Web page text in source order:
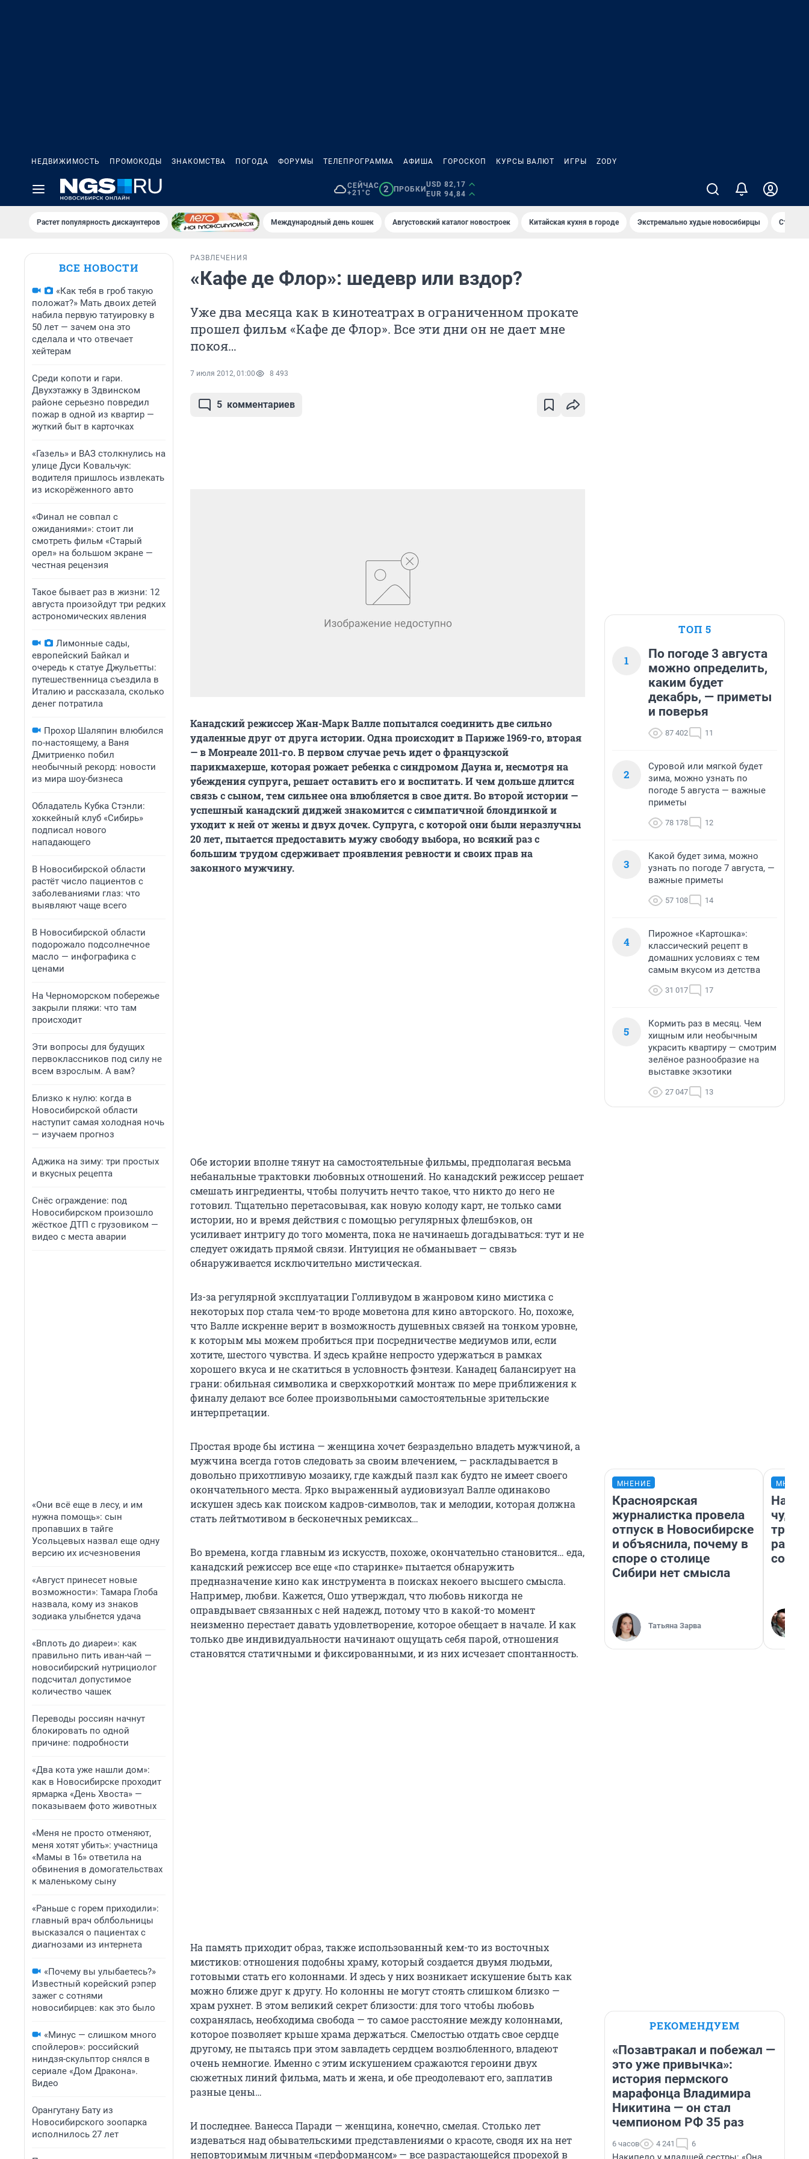
НЕДВИЖИМОСТЬ ПРОМОКОДЫ ЗНАКОМСТВА ПОГОДА ФОРУМЫ ТЕЛЕПРОГРАММА АФИША ГОРОСКОП КУРСЫ ВАЛЮТ ИГРЫ ZODY
СЕЙЧАС
+21°C
2 ПРОБКИ
USD 82,17
EUR 94,84
Растет популярность дискаунтеров Международный день кошек Августовский каталог новостроек Китайская кухня в городе Экстремально худые новосибирцы Старт
ВСЕ НОВОСТИ
«Как тебя в гроб такую
положат?» Мать двоих детей
набила первую татуировку в
50 лет — зачем она это
сделала и что отвечает
хейтерам
Среди копоти и гари.
Двухэтажку в Здвинском
районе серьезно повредил
пожар в одной из квартир —
жуткий быт в карточках
«Газель» и ВАЗ столкнулись на
улице Дуси Ковальчук:
водителя пришлось извлекать
из искорёженного авто
«Финал не совпал с
ожиданиями»: стоит ли
смотреть фильм «Старый
орел» на большом экране —
честная рецензия
Такое бывает раз в жизни: 12
августа произойдут три редких
астрономических явления
Лимонные сады,
европейский Байкал и
очередь к статуе Джульетты:
путешественница съездила в
Италию и рассказала, сколько
денег потратила
Прохор Шаляпин влюбился
по-настоящему, а Ваня
Дмитриенко побил
необычный рекорд: новости
из мира шоу-бизнеса
Обладатель Кубка Стэнли:
хоккейный клуб «Сибирь»
подписал нового
нападающего
В Новосибирской области
растёт число пациентов с
заболеваниями глаз: что
выявляют чаще всего
В Новосибирской области
подорожало подсолнечное
масло — инфографика с
ценами
На Черноморском побережье
закрыли пляжи: что там
происходит
Эти вопросы для будущих
первоклассников под силу не
всем взрослым. А вам?
Близко к нулю: когда в
Новосибирской области
наступит самая холодная ночь
— изучаем прогноз
Аджика на зиму: три простых
и вкусных рецепта
Снёс ограждение: под
Новосибирском произошло
жёсткое ДТП с грузовиком —
видео с места аварии
«Они всё еще в лесу, и им
нужна помощь»: сын
пропавших в тайге
Усольцевых назвал еще одну
версию их исчезновения
«Август принесет новые
возможности»: Тамара Глоба
назвала, кому из знаков
зодиака улыбнется удача
«Вплоть до диареи»: как
правильно пить иван-чай —
новосибирский нутрициолог
подсчитал допустимое
количество чашек
Переводы россиян начнут
блокировать по одной
причине: подробности
«Два кота уже нашли дом»:
как в Новосибирске проходит
ярмарка «День Хвоста» —
показываем фото животных
«Меня не просто отменяют,
меня хотят убить»: участница
«Мамы в 16» ответила на
обвинения в домогательствах
к маленькому сыну
«Раньше с горем приходили»:
главный врач облбольницы
высказался о пациентах с
диагнозами из интернета
«Почему вы улыбаетесь?»
Известный корейский рэпер
зажег с сотнями
новосибирцев: как это было
«Минус — слишком много
спойлеров»: российский
ниндзя-скульптор снялся в
сериале «Дом Дракона».
Видео
Орангутану Бату из
Новосибирского зоопарка
исполнилось 27 лет
РАЗВЛЕЧЕНИЯ
«Кафе де Флор»: шедевр или вздор?
Уже два месяца как в кинотеатрах в ограниченном прокате
прошел фильм «Кафе де Флор». Все эти дни он не дает мне
покоя…
7 июля 2012, 01:00 8 493
5 комментариев
Канадский режиссер Жан-Марк Валле попытался соединить две сильно
удаленные друг от друга истории. Одна происходит в Париже 1969-го, вторая
— в Монреале 2011-го. В первом случае речь идет о французской
парикмахерше, которая рожает ребенка с синдромом Дауна и, несмотря на
убеждения супруга, решает оставить его и воспитать. И чем дольше длится
связь с сыном, тем сильнее она влюбляется в свое дитя. Во второй истории —
успешный канадский диджей знакомится с симпатичной блондинкой и
уходит к ней от жены и двух дочек. Супруга, с которой они были неразлучны
20 лет, пытается предоставить мужу свободу выбора, но всякий раз с
большим трудом сдерживает проявления ревности и своих прав на
законного мужчину.
Обе истории вполне тянут на самостоятельные фильмы, предполагая весьма
небанальные трактовки любовных отношений. Но канадский режиссер решает
смешать ингредиенты, чтобы получить нечто такое, что никто до него не
готовил. Тщательно перетасовывая, как новую колоду карт, не только сами
истории, но и время действия с помощью регулярных флешбэков, он
усиливает интригу до того момента, пока не начинаешь догадываться: тут и не
следует ожидать прямой связи. Интуиция не обманывает — связь
обнаруживается исключительно мистическая.
Из-за регулярной эксплуатации Голливудом в жанровом кино мистика с
некоторых пор стала чем-то вроде моветона для кино авторского. Но, похоже,
что Валле искренне верит в возможность душевных связей на тонком уровне,
к которым мы можем пробиться при посредничестве медиумов или, если
хотите, шестого чувства. И здесь крайне непросто удержаться в рамках
хорошего вкуса и не скатиться в условность фэнтези. Канадец балансирует на
грани: обильная символика и сверхкороткий монтаж по мере приближения к
финалу делают все более произвольными самостоятельные зрительские
интерпретации.
Простая вроде бы истина — женщина хочет безраздельно владеть мужчиной, а
мужчина всегда готов следовать за своим влечением, — раскладывается в
довольно прихотливую мозаику, где каждый пазл как будто не имеет своего
окончательного места. Ярко выраженный аудиовизуал Валле одинаково
искушен здесь как поиском кадров-символов, так и мелодии, которая должна
стать лейтмотивом в бесконечных ремиксах…
Во времена, когда главным из искусств, похоже, окончательно становится… еда,
канадский режиссер все еще «по старинке» пытается обнаружить
предназначение кино как инструмента в поисках некоего высшего смысла.
Например, любви. Кажется, Ошо утверждал, что любовь никогда не
оправдывает связанных с ней надежд, потому что в какой-то момент
неизменно перестает давать удовлетворение, которое обещает в начале. И как
только две индивидуальности начинают ощущать себя парой, отношения
становятся статичными и фиксированными, и из них исчезает спонтанность.
На память приходит образ, также использованный кем-то из восточных
мистиков: отношения подобны храму, который создается двумя людьми,
готовыми стать его колоннами. И здесь у них возникает искушение быть как
можно ближе друг к другу. Но колонны не могут стоять слишком близко —
храм рухнет. В этом великий секрет близости: для того чтобы любовь
сохранялась, необходима свобода — то самое расстояние между колоннами,
которое позволяет крыше храма держаться. Смелостью отдать свое сердце
другому, не пытаясь при этом завладеть сердцем возлюбленного, владеют
очень немногие. Именно с этим искушением сражаются героини двух
сюжетных линий фильма, мать и жена, и обе преодолевают его, заплатив
разные цены…
И последнее. Ванесса Паради — женщина, конечно, смелая. Столько лет
издеваться над обывательскими представлениями о красоте, сводя их на нет
неповторимым личным «перформансом» — все разрастающейся прорехой в
ТОП 5
1
По погоде 3 августа
можно определить,
каким будет
декабрь, — приметы
и поверья
87 402 11
2
Суровой или мягкой будет
зима, можно узнать по
погоде 5 августа — важные
приметы
78 178 12
3
Какой будет зима, можно
узнать по погоде 7 августа, —
важные приметы
57 108 14
4
Пирожное «Картошка»:
классический рецепт в
домашних условиях с тем
самым вкусом из детства
31 017 17
5
Кормить раз в месяц. Чем
хищным или необычным
украсить квартиру — смотрим
зелёное разнообразие на
выставке экзотики
27 047 13
МНЕНИЕ
Красноярская
журналистка провела
отпуск в Новосибирске
и объяснила, почему в
споре о столице
Сибири нет смысла
Татьяна Зарва
РЕКОМЕНДУЕМ
«Позавтракал и побежал —
это уже привычка»:
история пермского
марафонца Владимира
Никитина — он стал
чемпионом РФ 35 раз
6 часов 4 241 6